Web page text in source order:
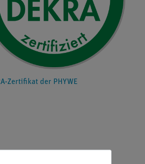
Zertifikat der PHYWE